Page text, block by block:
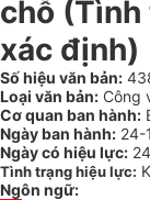
chỗ
xác định)
Số hiệu văn bản:
Loại văn bản: Công
Cơ quan ban hành:
Ngày ban hành: 24-
Ngày có hiệu lực:
Tình trạng hiệu lực:
Ngôn ngữ: